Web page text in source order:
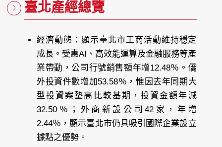
臺北產經總覽
經濟動態：顯示臺北市工商活動維持穩定
成長。受惠AI、高效能運算及金融服務等產
業帶動，公司行號銷售額年增12.48％。僑
外投資件數增加53.58％，惟因去年同期大
型投資案墊高比較基期，投資金額年減
32.50％；外商新設公司42家，年增
2.44％，顯示臺北市仍具吸引國際企業設立
據點之優勢。